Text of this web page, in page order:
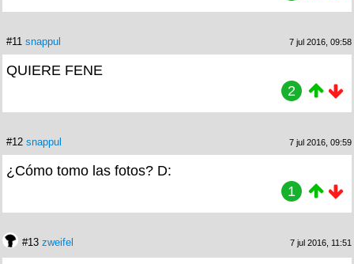
#11 snappul 7 jul 2016, 09:58
QUIERE FENE
2
#12 snappul 7 jul 2016, 09:59
¿Cómo tomo las fotos? D:
1
#13 zweifel 7 jul 2016, 11:51